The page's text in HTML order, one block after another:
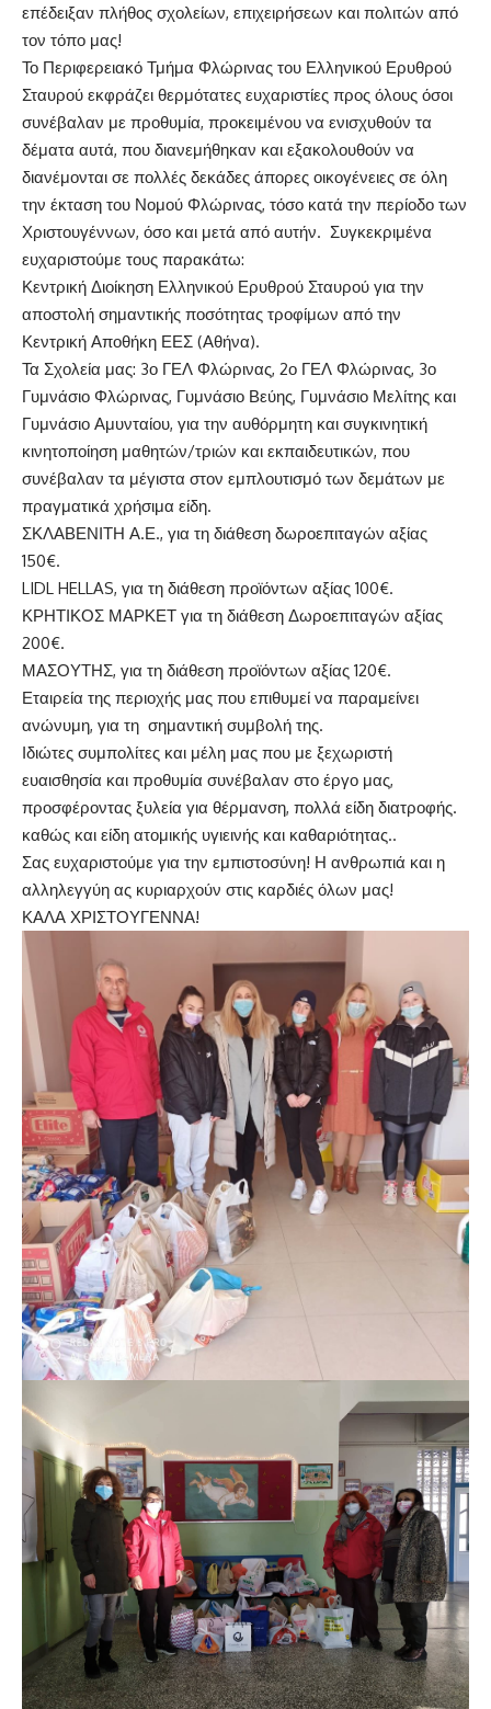
επέδειξαν πλήθος σχολείων, επιχειρήσεων και πολιτών από
τον τόπο μας!
Το Περιφερειακό Τμήμα Φλώρινας του Ελληνικού Ερυθρού
Σταυρού εκφράζει θερμότατες ευχαριστίες προς όλους όσοι
συνέβαλαν με προθυμία, προκειμένου να ενισχυθούν τα
δέματα αυτά, που διανεμήθηκαν και εξακολουθούν να
διανέμονται σε πολλές δεκάδες άπορες οικογένειες σε όλη
την έκταση του Νομού Φλώρινας, τόσο κατά την περίοδο των
Χριστουγέννων, όσο και μετά από αυτήν. Συγκεκριμένα
ευχαριστούμε τους παρακάτω:
Κεντρική Διοίκηση Ελληνικού Ερυθρού Σταυρού για την
αποστολή σημαντικής ποσότητας τροφίμων από την
Κεντρική Αποθήκη ΕΕΣ (Αθήνα).
Τα Σχολεία μας: 3ο ΓΕΛ Φλώρινας, 2ο ΓΕΛ Φλώρινας, 3ο
Γυμνάσιο Φλώρινας, Γυμνάσιο Βεύης, Γυμνάσιο Μελίτης και
Γυμνάσιο Αμυνταίου, για την αυθόρμητη και συγκινητική
κινητοποίηση μαθητών/τριών και εκπαιδευτικών, που
συνέβαλαν τα μέγιστα στον εμπλουτισμό των δεμάτων με
πραγματικά χρήσιμα είδη.
ΣΚΛΑΒΕΝΙΤΗ Α.Ε., για τη διάθεση δωροεπιταγών αξίας
150€.
LIDL HELLAS, για τη διάθεση προϊόντων αξίας 100€.
ΚΡΗΤΙΚΟΣ ΜΑΡΚΕΤ για τη διάθεση Δωροεπιταγών αξίας
200€.
ΜΑΣΟΥΤΗΣ, για τη διάθεση προϊόντων αξίας 120€.
Εταιρεία της περιοχής μας που επιθυμεί να παραμείνει
ανώνυμη, για τη σημαντική συμβολή της.
Ιδιώτες συμπολίτες και μέλη μας που με ξεχωριστή
ευαισθησία και προθυμία συνέβαλαν στο έργο μας,
προσφέροντας ξυλεία για θέρμανση, πολλά είδη διατροφής.
καθώς και είδη ατομικής υγιεινής και καθαριότητας..
Σας ευχαριστούμε για την εμπιστοσύνη! Η ανθρωπιά και η
αλληλεγγύη ας κυριαρχούν στις καρδιές όλων μας!
ΚΑΛΑ ΧΡΙΣΤΟΥΓΕΝΝΑ!